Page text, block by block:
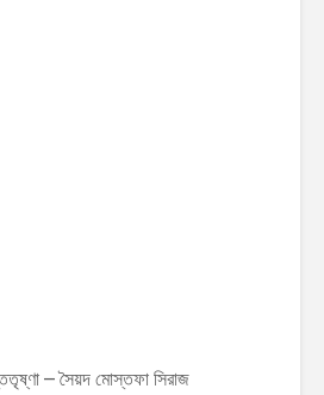
– সৈয়দ মোস্তফা সিরাজ